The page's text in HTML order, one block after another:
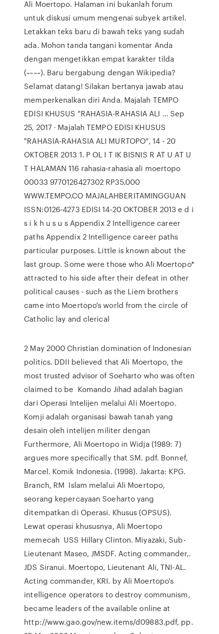
Ali Moertopo. Halaman ini bukanlah forum
untuk diskusi umum mengenai subyek artikel.
Letakkan teks baru di bawah teks yang sudah
ada. Mohon tanda tangani komentar Anda
dengan mengetikkan empat karakter tilda
(~~~~). Baru bergabung dengan Wikipedia?
Selamat datang! Silakan bertanya jawab atau
memperkenalkan diri Anda. Majalah TEMPO
EDISI KHUSUS "RAHASIA-RAHASIA ALI … Sep
25, 2017 · Majalah TEMPO EDISI KHUSUS
"RAHASIA-RAHASIA ALI MURTOPO", 14 - 20
OKTOBER 2013 1. P OL I T IK BISNIS R AT U AT U
T HALAMAN 116 rahasia-rahasia ali moertopo
00033 9770126427302 RP35.000
WWW.TEMPO.CO MAJALAHBERITAMINGGUAN
ISSN:0126-4273 EDISI 14-20 OKTOBER 2013 e d i
s i k h u s u s Appendix 2 Intelligence career
paths Appendix 2 Intelligence career paths
particular purposes. Little is known about the
last group. Some were those who Ali Moertopo*
attracted to his side after their defeat in other
political causes - such as the Liem brothers
came into Moertopo's world from the circle of
Catholic lay and clerical
2 May 2000 Christian domination of Indonesian
politics. DDII believed that Ali Moertopo, the
most trusted advisor of Soeharto who was often
claimed to be Komando Jihad adalah bagian
dari Operasi Intelijen melalui Ali Moertopo.
Komji adalah organisasi bawah tanah yang
desain oleh intelijen militer dengan
Furthermore, Ali Moertopo in Widja (1989: 7)
argues more specifically that SM. pdf. Bonnef,
Marcel. Komik Indonesia. (1998). Jakarta: KPG.
Branch, RM Islam melalui Ali Moertopo,
seorang kepercayaan Soeharto yang
ditempatkan di Operasi. Khusus (OPSUS).
Lewat operasi khususnya, Ali Moertopo
memecah USS Hillary Clinton. Miyazaki, Sub-
Lieutenant Maseo, JMSDF. Acting commander,.
JDS Siranui. Moertopo, Lieutenant Ali, TNI-AL.
Acting commander, KRI. by Ali Moertopo's
intelligence operators to destroy communism,
became leaders of the available online at
http://www.gao.gov/new.items/d09883.pdf, pp.